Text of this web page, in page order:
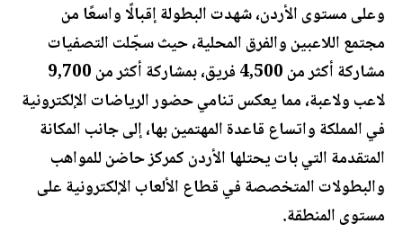
وعلى مستوى الأردن، شهدت البطولة إقبالًا واسعًا من
مجتمع اللاعبين والفرق المحلية، حيث سجّلت التصفيات
مشاركة أكثر من 4,500 فريق، بمشاركة أكثر من 9,700
لاعب ولاعبة، مما يعكس تنامي حضور الرياضات الإلكترونية
في المملكة واتساع قاعدة المهتمين بها، إلى جانب المكانة
المتقدمة التي بات يحتلها الأردن كمركز حاضن للمواهب
والبطولات المتخصصة في قطاع الألعاب الإلكترونية على
مستوى المنطقة.